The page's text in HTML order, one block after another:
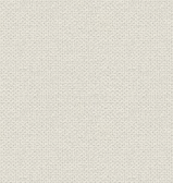
第四章 同業
第一節 日
第二節 土
第三節 日